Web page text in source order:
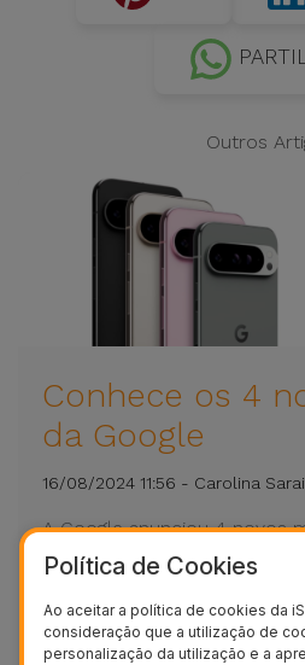
Outros
Conhece os 4
da Google
16/08/2024 11:56 - Carolina
A Google anunciou 4 novos
Descobre no blog da
para ti.
Política de Cookies
Ao aceitar a política de cookies da
consideração que a utilização de
personalização da utilização e a